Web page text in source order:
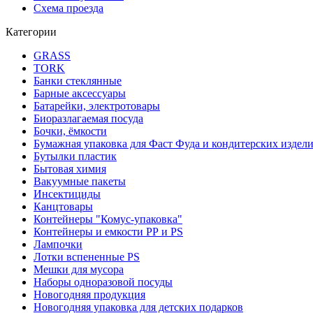
Схема проезда
Категории
GRASS
TORK
Банки стеклянные
Барные аксессуары
Батарейки, электротовары
Биоразлагаемая посуда
Бочки, ёмкости
Бумажная упаковка для Фаст Фуда и кондитерских
Бутылки пластик
Бытовая химия
Вакуумные пакеты
Инсектициды
Канцтовары
Контейнеры "Комус-упаковка"
Контейнеры и емкости РР и PS
Лампочки
Лотки вспененные PS
Мешки для мусора
Наборы одноразовой посуды
Новогодняя продукция
Новогодняя упаковка для детских подарков